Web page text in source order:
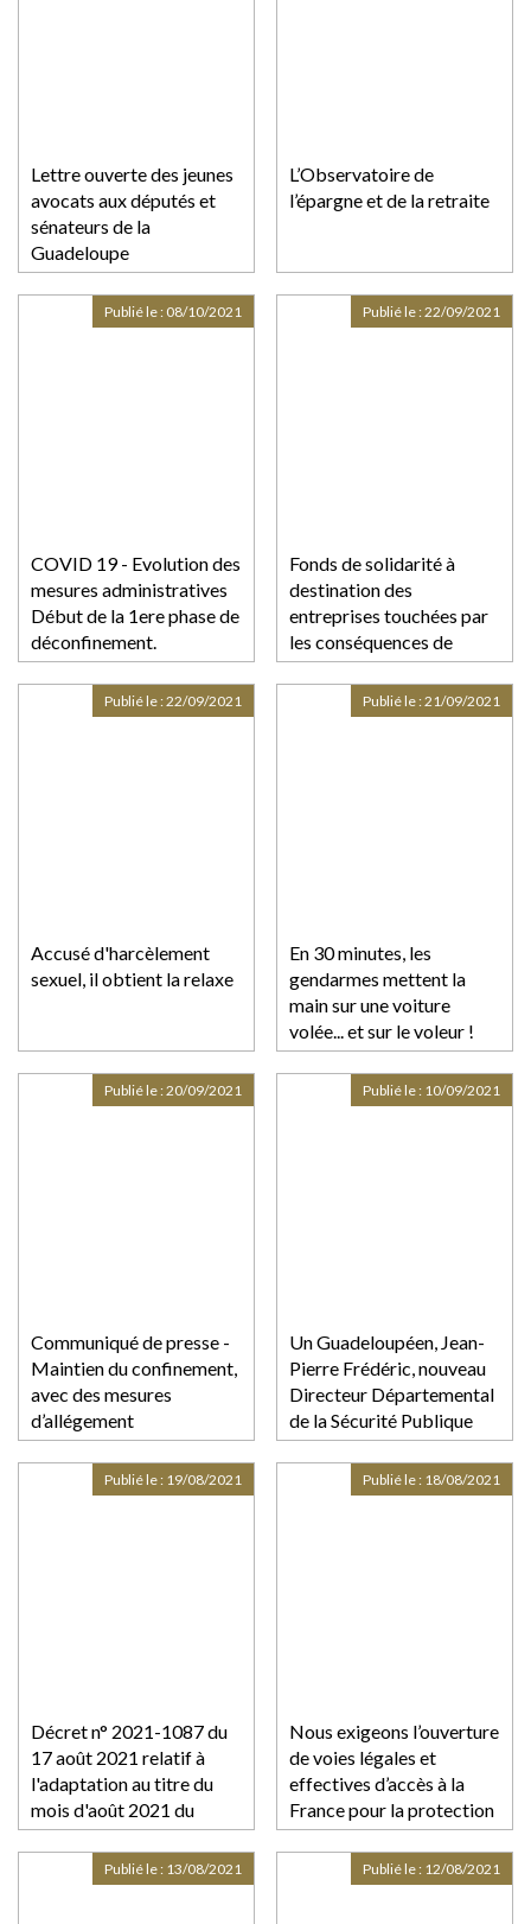
Lettre ouverte des jeunes
avocats aux députés et
sénateurs de la
Guadeloupe
L’Observatoire de
l’épargne et de la retraite
COVID 19 - Evolution des
mesures administratives
Début de la 1ere phase de
déconfinement.
Publié le : 08/10/2021
Fonds de solidarité à
destination des
entreprises touchées par
les conséquences de
l'épidémie de covid-19
Publié le :22/09/2021
Accusé d'harcèlement
sexuel, il obtient la relaxe
Publié le :22/09/2021
En 30 minutes, les
gendarmes mettent la
main sur une voiture
volée... et sur le voleur !
Publié le :21/09/2021
Communiqué de presse -
Maintien du confinement,
avec des mesures
d’allégement
Publié le :20/09/2021
Un Guadeloupéen, Jean-
Pierre Frédéric, nouveau
Directeur Départemental
de la Sécurité Publique
Publié le : 10/09/2021
Décret n° 2021-1087 du
17 août 2021 relatif à
l'adaptation au titre du
mois d'août 2021 du
fonds de solidarité à
destination des
entreprises
Publié le : 19/08/2021
Nous exigeons l’ouverture
de voies légales et
effectives d’accès à la
France pour la protection
des afghanes et afghans
victimes de persécutions
Publié le : 18/08/2021
Publié le : 13/08/2021 Publié le : 12/08/2021